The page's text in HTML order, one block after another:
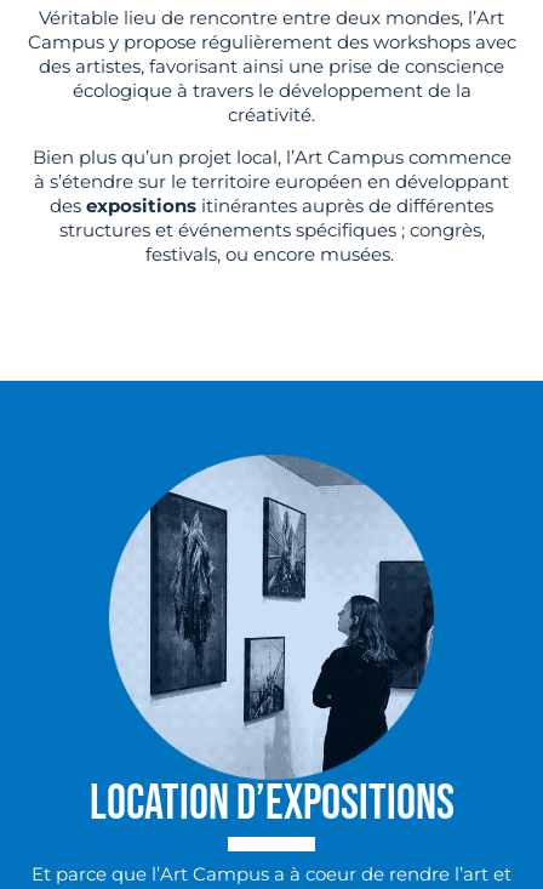
Véritable lieu de rencontre entre deux mondes, l’Art
Campus y propose régulièrement des workshops avec
des artistes, favorisant ainsi une prise de conscience
écologique à travers le développement de la
créativité.
Bien plus qu’un projet local, l’Art Campus commence
à s’étendre sur le territoire européen en développant
des expositions itinérantes auprès de différentes
structures et événements spécifiques ; congrès,
festivals, ou encore musées.
LOCATION D’EXPOSITIONS
Et parce que l’Art Campus a à coeur de rendre l’art et